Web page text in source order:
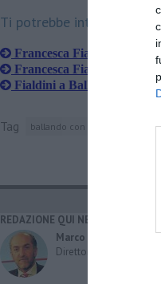
Ti potrebbe interessare
Francesca Fialdini
Francesca Fialdini sul
Fialdini a Ballando con le
Tag ballando con le stelle
REDAZIONE QUI NEWS
Marco Migli
Direttore Responsabile